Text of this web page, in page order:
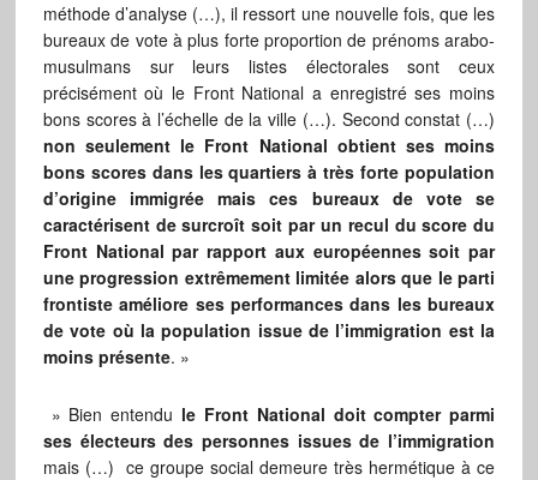
méthode d’analyse (…), il ressort une nouvelle fois, que les
bureaux de vote à plus forte proportion de prénoms arabo-
musulmans sur leurs listes électorales sont ceux
précisément où le Front National a enregistré ses moins
bons scores à l’échelle de la ville (…). Second constat (…)
non seulement le Front National obtient ses moins
bons scores dans les quartiers à très forte population
d’origine immigrée mais ces bureaux de vote se
caractérisent de surcroît soit par un recul du score du
Front National par rapport aux européennes soit par
une progression extrêmement limitée alors que le parti
frontiste améliore ses performances dans les bureaux
de vote où la population issue de l’immigration est la
moins présente. »
» Bien entendu le Front National doit compter parmi
ses électeurs des personnes issues de l’immigration
mais (…) ce groupe social demeure très hermétique à ce